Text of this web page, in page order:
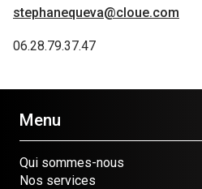
stephanequeva@cloue.com
06.28.79.37.47
Menu
Qui sommes-nous
Nos services